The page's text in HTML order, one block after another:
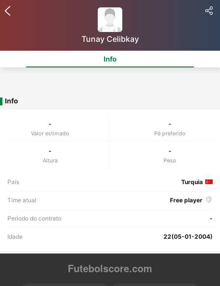
Tunay Celibkay
Info
Info
-
Valor estimado
-
Pé preferido
-
Altura
-
Peso
País Turquia
Time atual Free player
Período do contrato -
Idade 22(05-01-2004)
Futebolscore.com